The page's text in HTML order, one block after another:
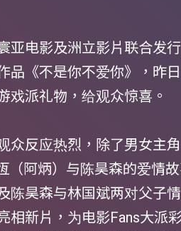
亚电影及洲立影片联合发
品《不是你不爱你》，昨
戏派礼物，给观众惊喜。
众反应热烈，除了男女主
（阿炳）与陈昊森的爱情
陈昊森与林国斌两对父子
相新片，为电影Fans大派